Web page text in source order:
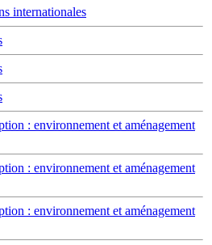
internationales
: environnement et aménagement
: environnement et aménagement
: environnement et aménagement